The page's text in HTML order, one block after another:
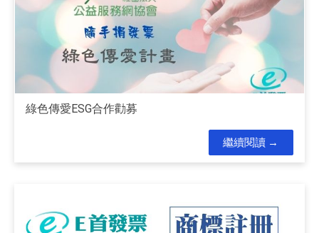
綠色傳愛ESG合作勸募
繼續閱讀